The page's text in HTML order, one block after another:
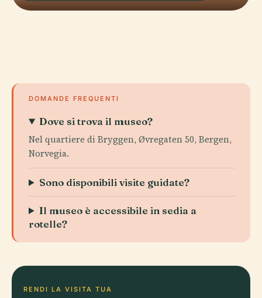
DOMANDE FREQUENTI
Dove si trova il museo?
Nel quartiere di Bryggen, Øvregaten 50, Bergen,
Norvegia.
Sono disponibili visite guidate?
Il museo è accessibile in sedia a
rotelle?
RENDI LA VISITA TUA